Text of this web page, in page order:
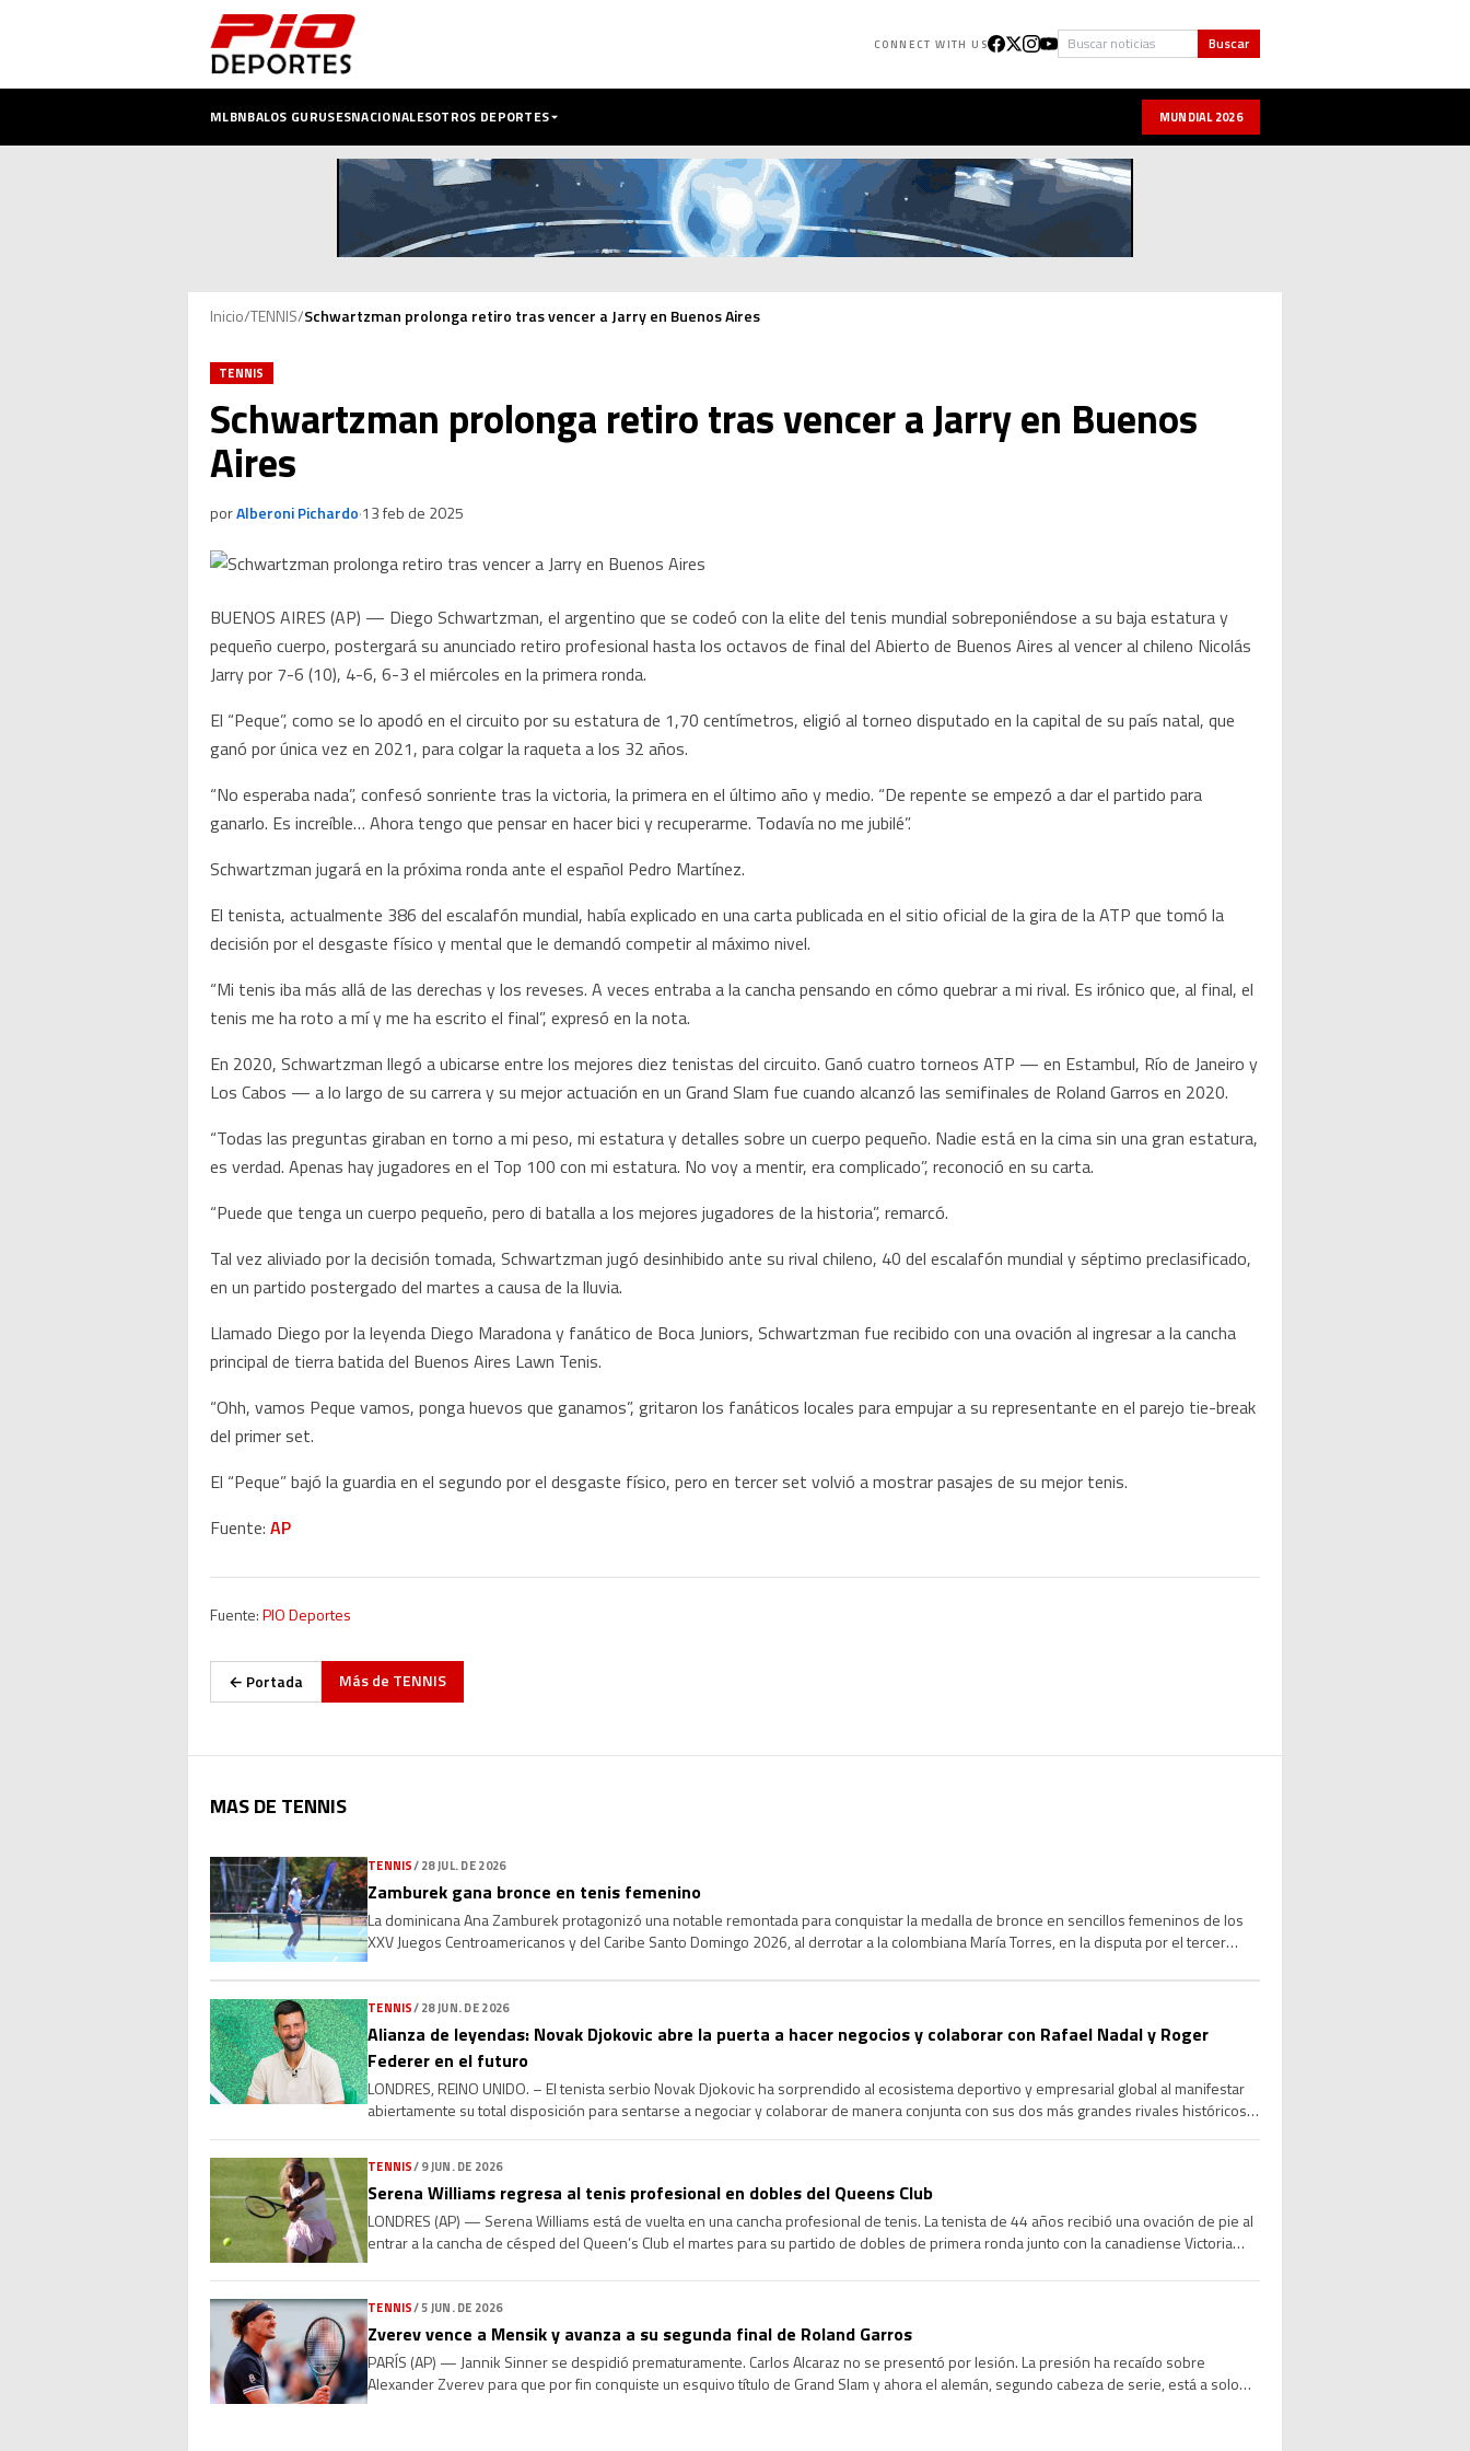
CONNECT WITH US Buscar Buscar
MLBNBALOS GURUSESNACIONALESOTROS DEPORTES MUNDIAL 2026
Inicio/TENNIS/Schwartzman prolonga retiro tras vencer a Jarry en Buenos Aires
TENNIS
Schwartzman prolonga retiro tras vencer a Jarry en Buenos
Aires
porAlberoni Pichardo·13 feb de 2025
BUENOS AIRES (AP) — Diego Schwartzman, el argentino que se codeó con la elite del tenis mundial sobreponiéndose a su baja estatura y
pequeño cuerpo, postergará su anunciado retiro profesional hasta los octavos de final del Abierto de Buenos Aires al vencer al chileno Nicolás
Jarry por 7-6 (10), 4-6, 6-3 el miércoles en la primera ronda.
El “Peque”, como se lo apodó en el circuito por su estatura de 1,70 centímetros, eligió al torneo disputado en la capital de su país natal, que
ganó por única vez en 2021, para colgar la raqueta a los 32 años.
“No esperaba nada”, confesó sonriente tras la victoria, la primera en el último año y medio. “De repente se empezó a dar el partido para
ganarlo. Es increíble… Ahora tengo que pensar en hacer bici y recuperarme. Todavía no me jubilé”.
Schwartzman jugará en la próxima ronda ante el español Pedro Martínez.
El tenista, actualmente 386 del escalafón mundial, había explicado en una carta publicada en el sitio oficial de la gira de la ATP que tomó la
decisión por el desgaste físico y mental que le demandó competir al máximo nivel.
“Mi tenis iba más allá de las derechas y los reveses. A veces entraba a la cancha pensando en cómo quebrar a mi rival. Es irónico que, al final, el
tenis me ha roto a mí y me ha escrito el final”, expresó en la nota.
En 2020, Schwartzman llegó a ubicarse entre los mejores diez tenistas del circuito. Ganó cuatro torneos ATP — en Estambul, Río de Janeiro y
Los Cabos — a lo largo de su carrera y su mejor actuación en un Grand Slam fue cuando alcanzó las semifinales de Roland Garros en 2020.
“Todas las preguntas giraban en torno a mi peso, mi estatura y detalles sobre un cuerpo pequeño. Nadie está en la cima sin una gran estatura,
es verdad. Apenas hay jugadores en el Top 100 con mi estatura. No voy a mentir, era complicado”, reconoció en su carta.
“Puede que tenga un cuerpo pequeño, pero di batalla a los mejores jugadores de la historia”, remarcó.
Tal vez aliviado por la decisión tomada, Schwartzman jugó desinhibido ante su rival chileno, 40 del escalafón mundial y séptimo preclasificado,
en un partido postergado del martes a causa de la lluvia.
Llamado Diego por la leyenda Diego Maradona y fanático de Boca Juniors, Schwartzman fue recibido con una ovación al ingresar a la cancha
principal de tierra batida del Buenos Aires Lawn Tenis.
“Ohh, vamos Peque vamos, ponga huevos que ganamos”, gritaron los fanáticos locales para empujar a su representante en el parejo tie-break
del primer set.
El “Peque” bajó la guardia en el segundo por el desgaste físico, pero en tercer set volvió a mostrar pasajes de su mejor tenis.
Fuente: AP
Fuente:PIO Deportes
← Portada Más de TENNIS
MAS DE TENNIS
TENNIS/28 JUL. DE 2026
Zamburek gana bronce en tenis femenino
La dominicana Ana Zamburek protagonizó una notable remontada para conquistar la medalla de bronce en sencillos femeninos de los
XXV Juegos Centroamericanos y del Caribe Santo Domingo 2026, al derrotar a la colombiana María Torres, en la disputa por el tercer
TENNIS/28 JUN. DE 2026
Alianza de leyendas: Novak Djokovic abre la puerta a hacer negocios y colaborar con Rafael Nadal y Roger
Federer en el futuro
LONDRES, REINO UNIDO. – El tenista serbio Novak Djokovic ha sorprendido al ecosistema deportivo y empresarial global al manifestar
abiertamente su total disposición para sentarse a negociar y colaborar de manera conjunta con sus dos más grandes rivales históricos
TENNIS/9 JUN. DE 2026
Serena Williams regresa al tenis profesional en dobles del Queens Club
LONDRES (AP) — Serena Williams está de vuelta en una cancha profesional de tenis. La tenista de 44 años recibió una ovación de pie al
entrar a la cancha de césped del Queen’s Club el martes para su partido de dobles de primera ronda junto con la canadiense Victoria
TENNIS/5 JUN. DE 2026
Zverev vence a Mensik y avanza a su segunda final de Roland Garros
PARÍS (AP) — Jannik Sinner se despidió prematuramente. Carlos Alcaraz no se presentó por lesión. La presión ha recaído sobre
Alexander Zverev para que por fin conquiste un esquivo título de Grand Slam y ahora el alemán, segundo cabeza de serie, está a solo